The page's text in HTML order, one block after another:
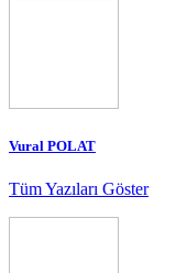
Vural POLAT
Tüm Yazıları Göster